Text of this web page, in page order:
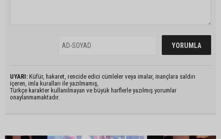
UYARI: Küfür, hakaret, rencide edici cümleler veya imalar, inançlara saldırı
içeren, imla kuralları ile yazılmamış,
Türkçe karakter kullanılmayan ve büyük harflerle yazılmış yorumlar
onaylanmamaktadır.